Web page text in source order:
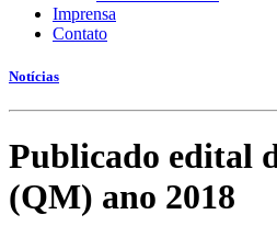
Imprensa
Contato
Notícias
Publicado edital
(QM) ano 2018